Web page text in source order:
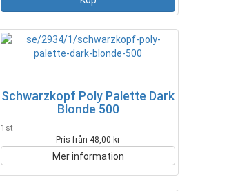
Schwarzkopf Poly Palette Dark
Blonde 500
1st
Pris från 48,00 kr
Mer information